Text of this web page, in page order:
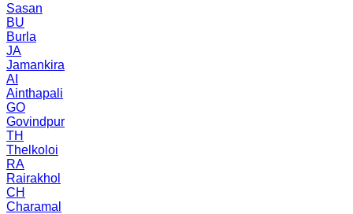
Sasan
BU
Burla
JA
Jamankira
AI
Ainthapali
GO
Govindpur
TH
Thelkoloi
RA
Rairakhol
CH
Charamal